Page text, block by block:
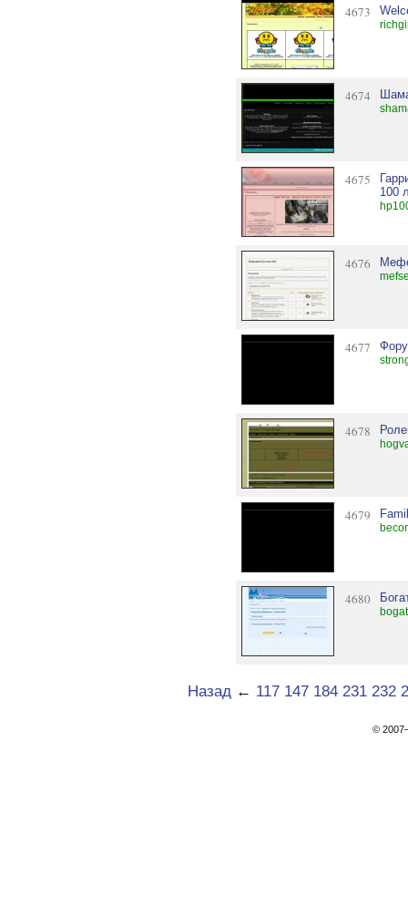
4673
4674
4675
100
4676
4677
4678
4679
4680
Назад← 117 147 184 231 232
©